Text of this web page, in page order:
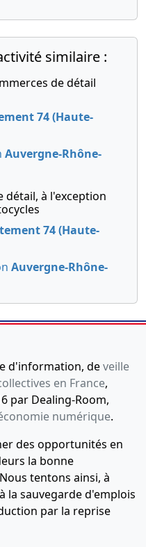
similaire :
de détail
74 (Haute-
Auvergne-Rhône-
détail, à l'exception
74 (Haute-
Auvergne-Rhône-
d'information, deveille
en France,
par Dealing-Room,
numérique.
des opportunités en
la bonne
tentons ainsi, à
la sauvegarde d'emplois
par la reprise